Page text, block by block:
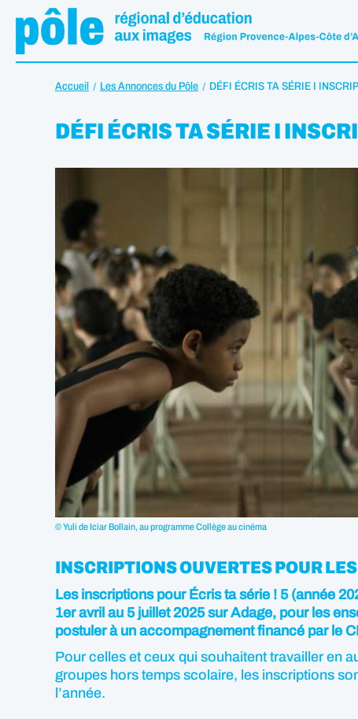
Accueil Les Annonces du Pôle DÉFI ÉCRIS TA SÉRIE I
DÉFI ÉCRIS TA SÉRIE I
© Yuli de Iciar Bollain, au programme Collège au cinéma
INSCRIPTIONS OUVERTES POUR
Les inscriptions pour Écris ta série ! 5 (année
1er avril au 5 juillet 2025 sur Adage, pour les
postuler à un accompagnement financé par le
Pour celles et ceux qui souhaitent travailler en
groupes hors temps scolaire, les inscriptions
l’année.